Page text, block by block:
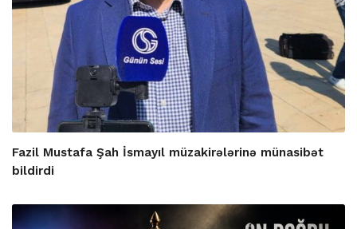
Fazil Mustafa Şah İsmayıl müzakirələrinə münasibət
bildirdi